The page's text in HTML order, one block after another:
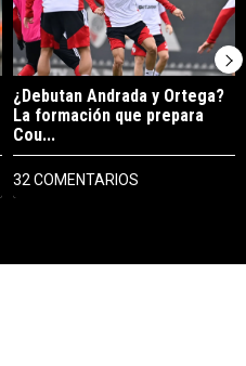
¿Debutan Andrada y Ortega?
La formación que prepara
Cou...
32 COMENTARIOS